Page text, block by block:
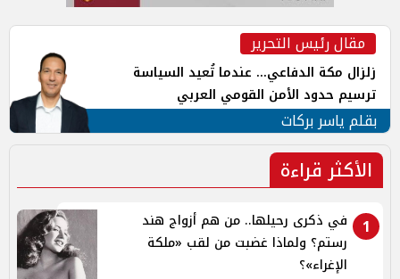
مقال رئيس التحرير
زلزال مكة الدفاعي... عندما تُعيد السياسة
ترسيم حدود الأمن القومي العربي
بقلم ياسر بركات
الأكثر قراءة
1
في ذكرى رحيلها.. من هم أزواج هند
رستم؟ ولماذا غضبت من لقب «ملكة
الإغراء»؟